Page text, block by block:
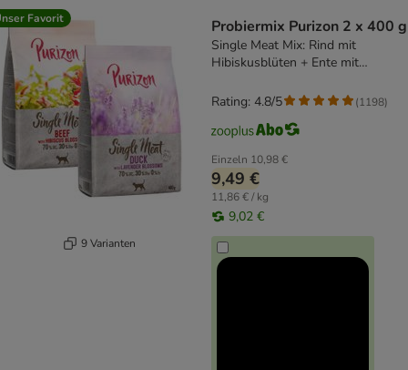
product items have been changed
Favorit
9 Varianten
Probiermix Purizon 2 x 400 g
Single Meat Mix: Rind mit
Hibiskusblüten + Ente mit
Einzeln 10,98 €
9,49 €
11,86 € / kg
9,02 €
Rating: 4.8/5 (1198)